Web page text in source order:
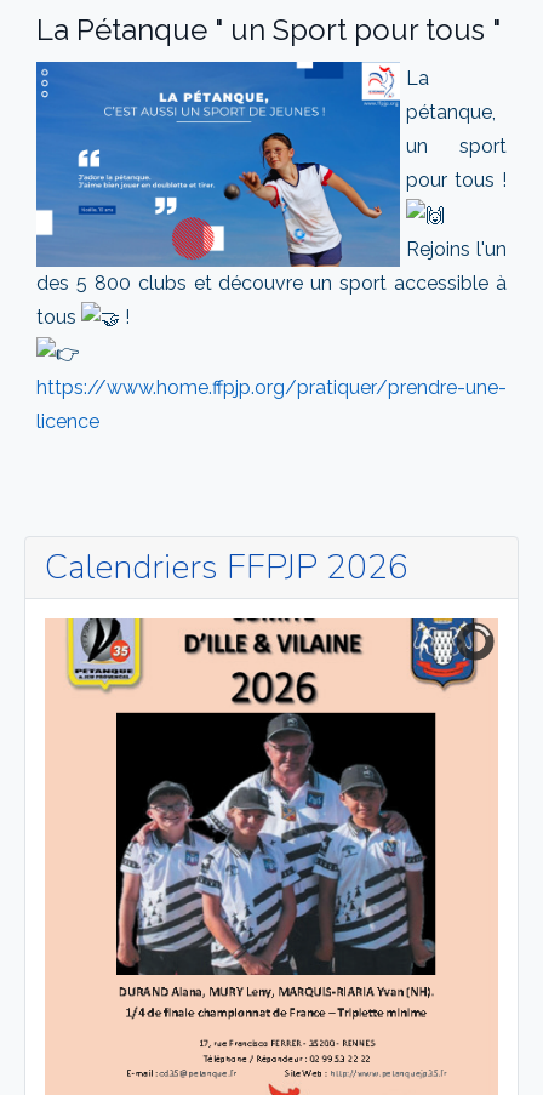
La Pétanque " un Sport pour tous "
La
pétanque,
un sport
pour tous !
Rejoins l'un
des 5 800 clubs et découvre un sport accessible à
tous
!
https://www.home.ffpjp.org/pratiquer/prendre-une-
licence
Calendriers FFPJP 2026